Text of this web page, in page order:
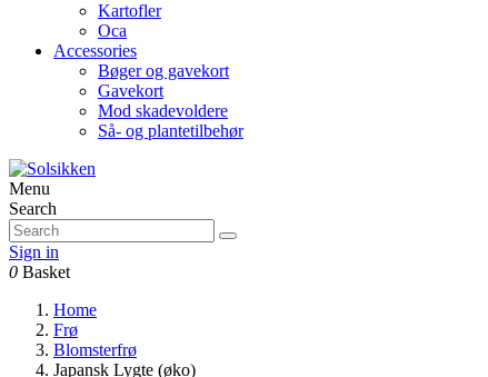
Kartofler
Oca
Accessories
Bøger og gavekort
Gavekort
Mod skadevoldere
Så- og plantetilbehør
Menu
Search
Sign in
0 Basket
Home
Frø
Blomsterfrø
Japansk Lygte (øko)